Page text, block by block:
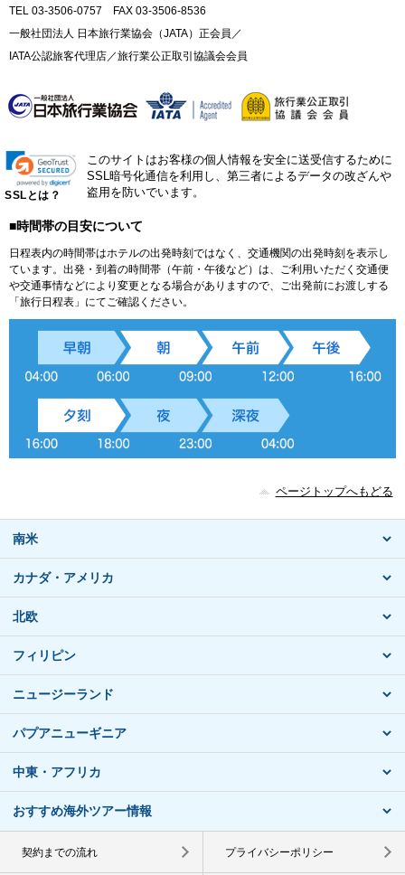
TEL 03-3506-0757 FAX 03-3506-8536
一般社団法人 日本旅行業協会（JATA）正会員／
IATA公認旅客代理店／旅行業公正取引協議会会員
SSLとは？
このサイトはお客様の個人情報を安全に送受信するために
SSL暗号化通信を利用し、第三者によるデータの改ざんや
盗用を防いでいます。
■時間帯の目安について
日程表内の時間帯はホテルの出発時刻ではなく、交通機関の出発時刻を表示し
ています。出発・到着の時間帯（午前・午後など）は、ご利用いただく交通便
や交通事情などにより変更となる場合がありますので、ご出発前にお渡しする
「旅行日程表」にてご確認ください。
ページトップへもどる
南米
カナダ・アメリカ
北欧
フィリピン
ニュージーランド
パプアニューギニア
中東・アフリカ
おすすめ海外ツアー情報
契約までの流れ プライバシーポリシー